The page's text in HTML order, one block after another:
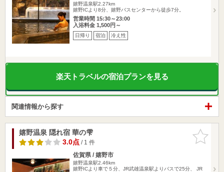
嬉野温泉駅2.27km
嬉野ICより8分、嬉野バスセンターから徒歩7分。
営業時間 15:30～23:00
入浴料金 1,500円～
日帰り 宿泊 冷え性
楽天トラベルの宿泊プランを見る
関連情報から探す
お気に入
りに追加
嬉野温泉 隠れ宿 華の雫
3.0点/ 1 件
佐賀県 / 嬉野市
嬉野温泉駅2.46km
嬉野ICより車で５分、JR武雄温泉駅よりバスで25分、 JR